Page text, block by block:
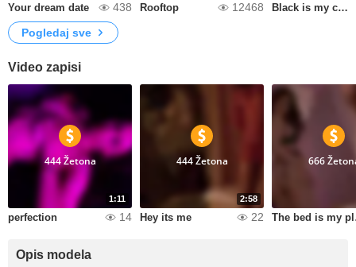
Your dream date 438 Rooftop 12468 Black is my color
Pogledaj sve
Video zapisi
1:11
444 Žetona
perfection 14
2:58
444 Žetona
Hey its me 22
666
Opis modela